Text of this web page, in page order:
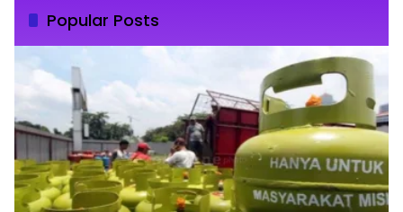
Popular Posts